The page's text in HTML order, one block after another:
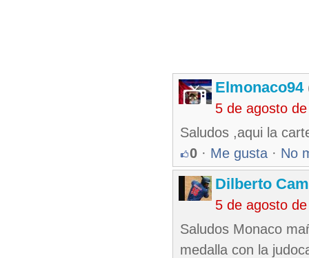
Elmonaco94
5 de agosto
Saludos ,aqui la
0 · Me gusta · No
Dilberto
5 de agosto
Saludos Monaco
medalla con la